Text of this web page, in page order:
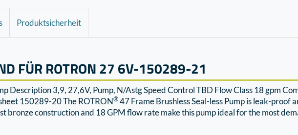
Produktsicherheit
FÜR ROTRON 27 6V-150289-21
Description 3,9, 27,6V, Pump, N/Astg Speed Control TBD Flow Class 18 gpm
150289-20 The ROTRON® 47 Frame Brushless Seal-less Pump is leak-
bronze construction and 18 GPM flow rate make this pump ideal for the most